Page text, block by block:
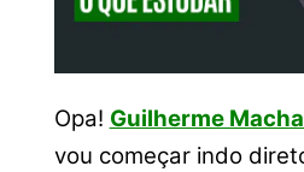
Opa! Guilherme
vou começar indo